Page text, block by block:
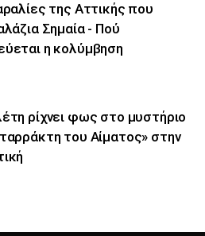
της Αττικής που
Σημαία - Πού
η κολύμβηση
ρίχνει φως στο μυστήριο
του Αίματος» στην